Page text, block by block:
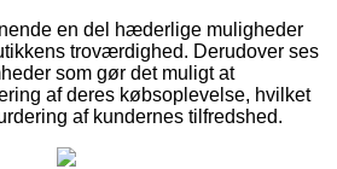
en del hæderlige muligheder
troværdighed. Derudover ses
som gør det muligt at
af deres købsoplevelse, hvilket
af kundernes tilfredshed.